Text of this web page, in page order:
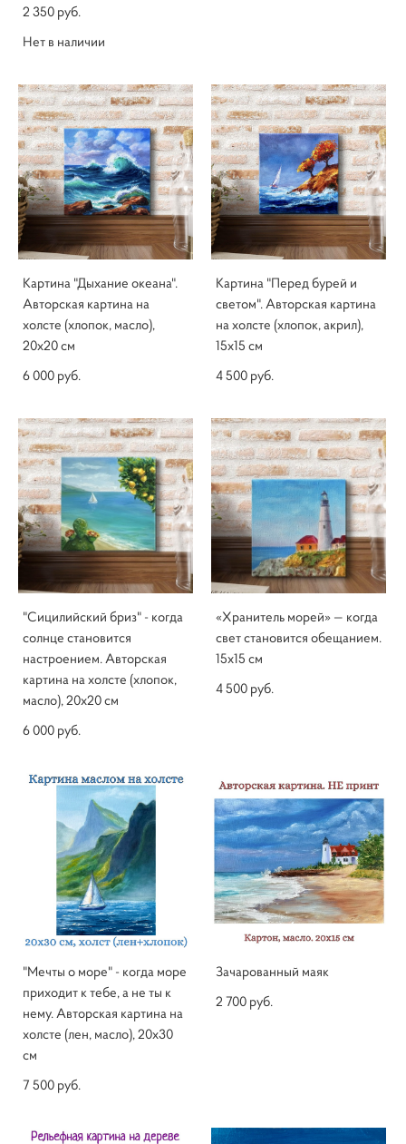
2 350 pуб.
Нет в наличии
Картина "Дыхание океана".
Авторская картина на
холсте (хлопок, масло),
20х20 см
6 000 pуб.
Картина "Перед бурей и
светом". Авторская картина
на холсте (хлопок, акрил),
15х15 см
4 500 pуб.
"Сицилийский бриз" - когда
солнце становится
настроением. Авторская
картина на холсте (хлопок,
масло), 20х20 см
6 000 pуб.
«Хранитель морей» — когда
свет становится обещанием.
15х15 см
4 500 pуб.
"Мечты о море" - когда море
приходит к тебе, а не ты к
нему. Авторская картина на
холсте (лен, масло), 20х30
см
7 500 pуб.
Зачарованный маяк
2 700 pуб.